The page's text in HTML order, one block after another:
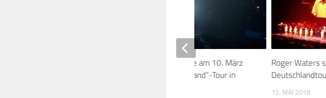
Roger Waters
15. MAI 2018
David Gilmour startete am 10. März
2006 seine „On an Island“-Tour in